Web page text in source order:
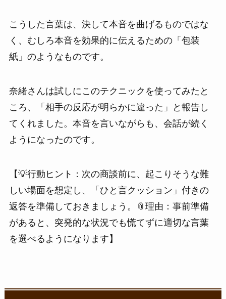
こうした言葉は、決して本音を曲げるものではな
く、むしろ本音を効果的に伝えるための「包装
紙」のようなものです。
奈緒さんは試しにこのテクニックを使ってみたと
ころ、「相手の反応が明らかに違った」と報告し
てくれました。本音を言いながらも、会話が続く
ようになったのです。
【💡行動ヒント：次の商談前に、起こりそうな難
しい場面を想定し、「ひと言クッション」付きの
返答を準備しておきましょう。📎理由：事前準備
があると、突発的な状況でも慌てずに適切な言葉
を選べるようになります】